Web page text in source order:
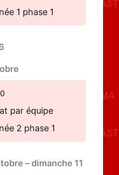
1 phase 1
par équipe
2 phase 1
– dimanche 11